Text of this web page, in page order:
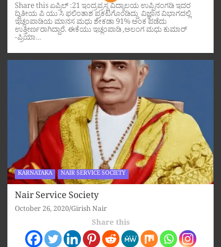
Share this ಏಪ್ರಿಲ್ :21 ಇಂದ್ರಪ್ರಸ್ಥ ವಿದ್ಯಾಲಯ ಉಪ್ಪಿನಂಗಡಿ ಇದರ
ದ್ವಿತೀಯ ಪಿ ಯು ಸಿ ಫಲಿಂತಾಶ ಪ್ರಕಟಗೊಂಡಿದ್ದು ವಿಜ್ಞಾನ ವಿಭಾಗದಲ್ಲಿ
ಇಚ್ಲಂಪಾಡಿಯ ಮಾನಸ ಮಧು ಶೇಕಡಾ 91% ಅಂಕ ಪಡೆದು
ಉತ್ತೀರ್ಣರಾಗಿದ್ದಾರೆ. ಈಕೆಯು ಇಚ್ಲಂಪಾಡಿ ,ಅಲಂಗ ಮಧು ಕುಮಾರ್
-ಪ್ರಿಯಾ…
KARNATAKA NAIR SERVICE SOCIETY
Nair Service Society
October 26, 2020 Girish Nair
Share this